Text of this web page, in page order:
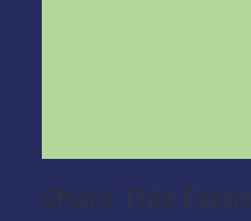
Share This Event